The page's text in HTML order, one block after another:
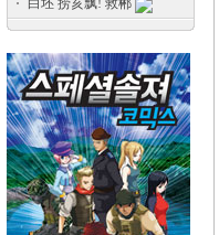
白坯 捞亥飘! 救郴